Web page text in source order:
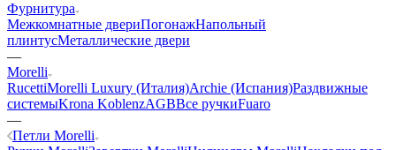
Фурнитура
Межкомнатные двериПогонажНапольный
плинтусМеталлические двери
—
Morelli
RucettiMorelli Luxury (Италия)Archie (Испания)Раздвижные
системыKrona KoblenzAGBВсе ручкиFuaro
—
Петли Morelli